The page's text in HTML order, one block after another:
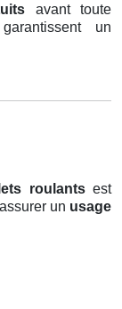
avant toute
un
roulantsest
un usage